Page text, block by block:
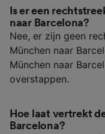
Is er een
naar Barcelona?
Nee, er zijn geen
München naar
München naar
overstappen.
Hoe laat vertrekt
Barcelona?